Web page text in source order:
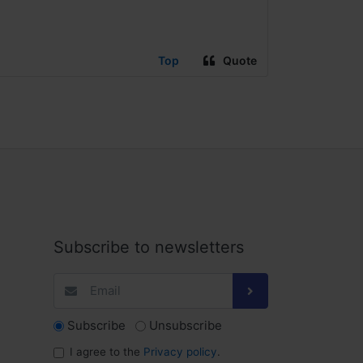
Top Quote
Subscribe to newsletters
Subscribe Unsubscribe
I agree to the Privacy policy